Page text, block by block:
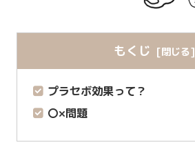
もくじ
プラセボ効果って？
〇×問題